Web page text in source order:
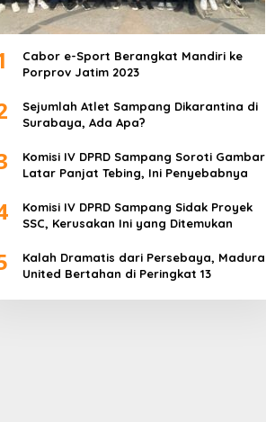
Cabor e-Sport Berangkat Mandiri ke
Porprov Jatim 2023
Sejumlah Atlet Sampang Dikarantina di
Surabaya, Ada Apa?
Komisi IV DPRD Sampang Soroti Gambar
Latar Panjat Tebing, Ini Penyebabnya
Komisi IV DPRD Sampang Sidak Proyek
SSC, Kerusakan Ini yang Ditemukan
Kalah Dramatis dari Persebaya, Madura
United Bertahan di Peringkat 13